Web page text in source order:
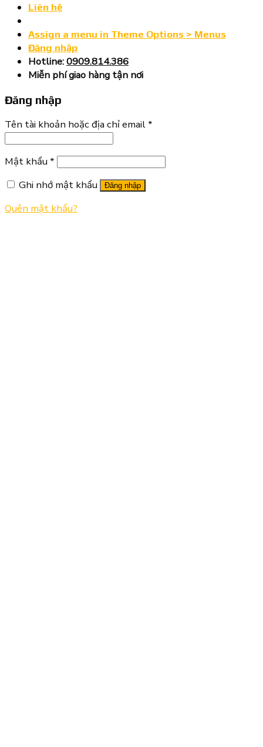
Liên hệ
Assign a menu in Theme Options > Menus
Đăng nhập
Hotline:0909.814.386
Miễn phí giao hàng tận nơi
Đăng nhập
Tên tài khoản hoặc địa chỉ email*
Mật khẩu *
Ghi nhớ mật khẩu
Đăng nhập
Quên mật khẩu?